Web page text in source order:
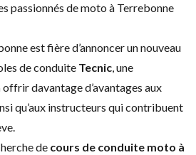
passionnés de moto à Terrebonne
est fière d’annoncer un nouveau
de conduite Tecnic, une
davantage d’avantages aux
qu’aux instructeurs qui contribuent
de cours de conduite moto à